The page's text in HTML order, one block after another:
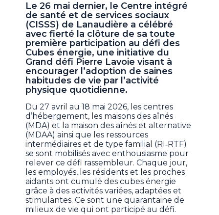
Le 26 mai dernier, le Centre intégré
de santé et de services sociaux
(CISSS) de Lanaudière a célébré
avec fierté la clôture de sa toute
première participation au défi des
Cubes énergie, une initiative du
Grand défi Pierre Lavoie visant à
encourager l’adoption de saines
habitudes de vie par l’activité
physique quotidienne.
Du 27 avril au 18 mai 2026, les centres
d’hébergement, les maisons des aînés
(MDA) et la maison des aînés et alternative
(MDAA) ainsi que les ressources
intermédiaires et de type familial (RI‐RTF)
se sont mobilisés avec enthousiasme pour
relever ce défi rassembleur. Chaque jour,
les employés, les résidents et les proches
aidants ont cumulé des cubes énergie
grâce à des activités variées, adaptées et
stimulantes. Ce sont une quarantaine de
milieux de vie qui ont participé au défi.